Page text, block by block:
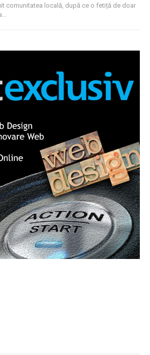
comunitatea locală, după ce o fetiță de doar